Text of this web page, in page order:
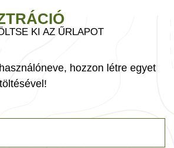
KI AZ ŰRLAPOT
hozzon létre egyet